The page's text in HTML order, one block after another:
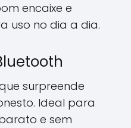
encaixe e
uso no dia a dia.
surpreende
Ideal para
e sem